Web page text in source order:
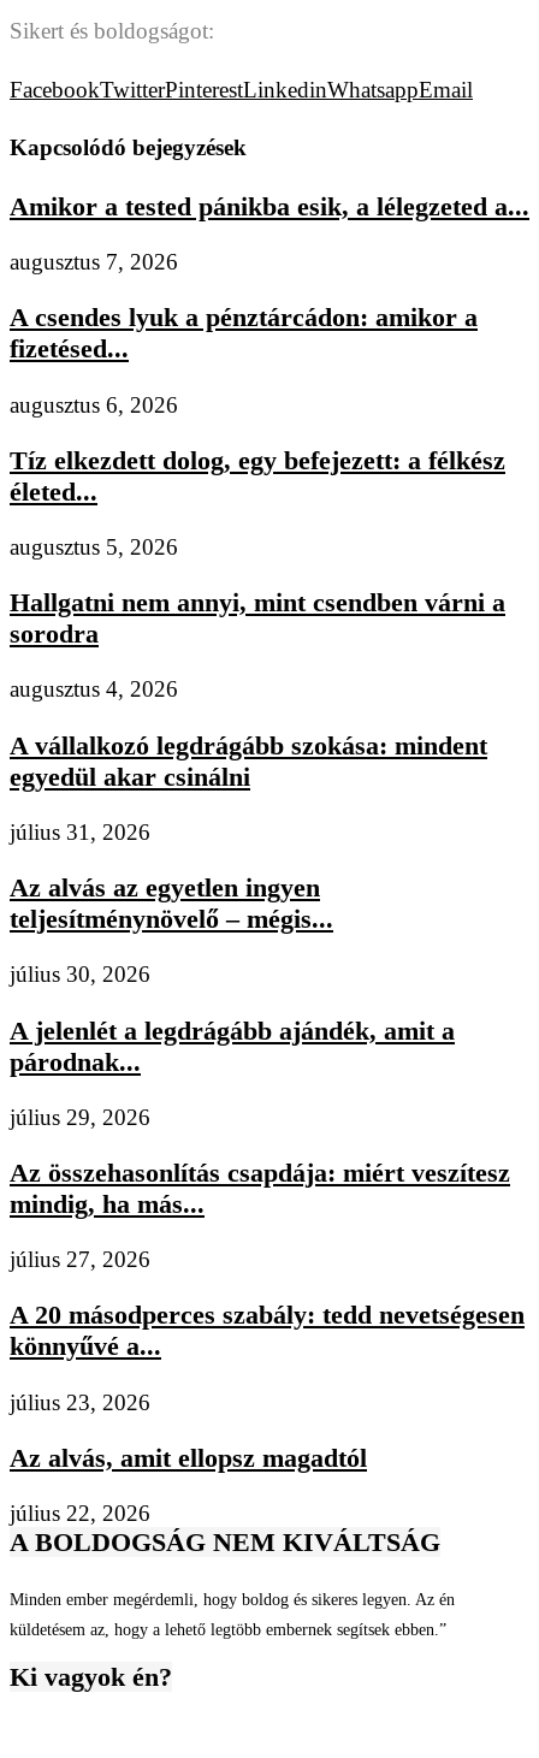
Sikert és boldogságot:
FacebookTwitterPinterestLinkedinWhatsappEmail
Kapcsolódó bejegyzések
Amikor a tested pánikba esik, a lélegzeted a...
augusztus 7, 2026
A csendes lyuk a pénztárcádon: amikor a
fizetésed...
augusztus 6, 2026
Tíz elkezdett dolog, egy befejezett: a félkész
életed...
augusztus 5, 2026
Hallgatni nem annyi, mint csendben várni a
sorodra
augusztus 4, 2026
A vállalkozó legdrágább szokása: mindent
egyedül akar csinálni
július 31, 2026
Az alvás az egyetlen ingyen
teljesítménynövelő – mégis...
július 30, 2026
A jelenlét a legdrágább ajándék, amit a
párodnak...
július 29, 2026
Az összehasonlítás csapdája: miért veszítesz
mindig, ha más...
július 27, 2026
A 20 másodperces szabály: tedd nevetségesen
könnyűvé a...
július 23, 2026
Az alvás, amit ellopsz magadtól
július 22, 2026
A BOLDOGSÁG NEM KIVÁLTSÁG
Minden ember megérdemli, hogy boldog és sikeres legyen. Az én
küldetésem az, hogy a lehető legtöbb embernek segítsek ebben.”
Ki vagyok én?